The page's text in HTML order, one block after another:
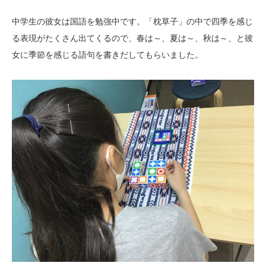
中学生の彼女は国語を勉強中です。「枕草子」の中で四季を感じ
る表現がたくさん出てくるので、春は～、夏は～、秋は～、と彼
女に季節を感じる語句を書きだしてもらいました。